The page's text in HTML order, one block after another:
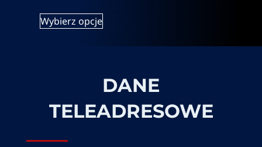
Wybierz opcje
DANE
TELEADRESOWE